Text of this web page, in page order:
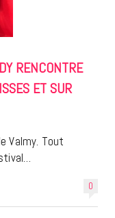
RENCONTRE
ET SUR
Valmy. Tout
0